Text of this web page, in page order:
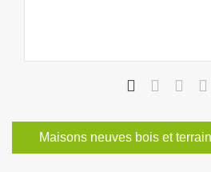
Maisons neuves bois et